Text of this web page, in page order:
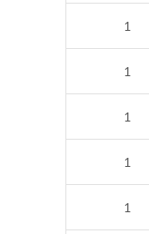
1
1
1
1
1